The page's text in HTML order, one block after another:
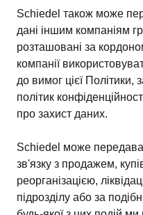
Schiedel також може
дані іншим компаніям
розташовані за
компанії
до вимог цієї Політики,
політик
про захист даних.
Schiedel може
зв'язку з продажем,
реорганізацією,
підрозділу або за